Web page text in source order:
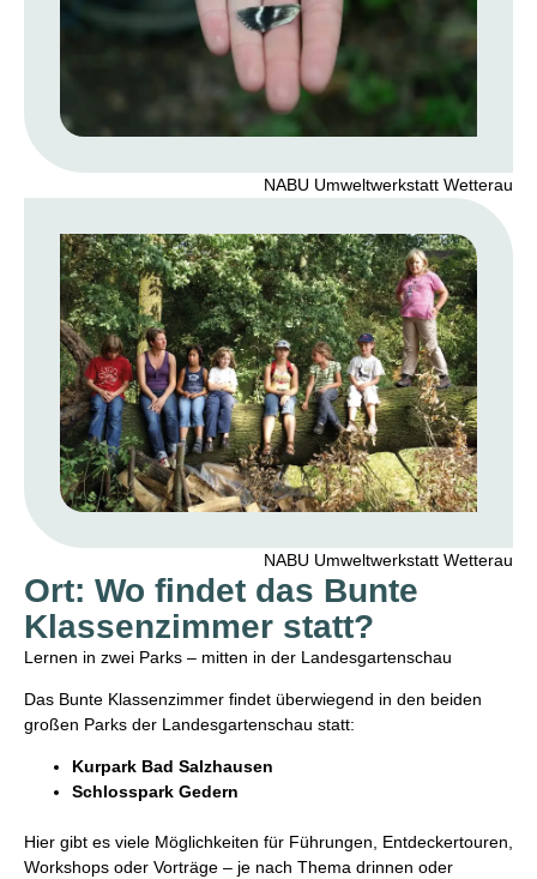
Ort: Wo findet das Bunte
Klassenzimmer statt?
Lernen in zwei Parks – mitten in der Landesgartenschau
Das Bunte Klassenzimmer findet überwiegend in den beiden
großen Parks der Landesgartenschau statt:
Kurpark Bad Salzhausen
Schlosspark Gedern
Hier gibt es viele Möglichkeiten für Führungen, Entdeckertouren,
Workshops oder Vorträge – je nach Thema drinnen oder
NABU Umweltwerkstatt Wetterau
NABU Umweltwerkstatt Wetterau